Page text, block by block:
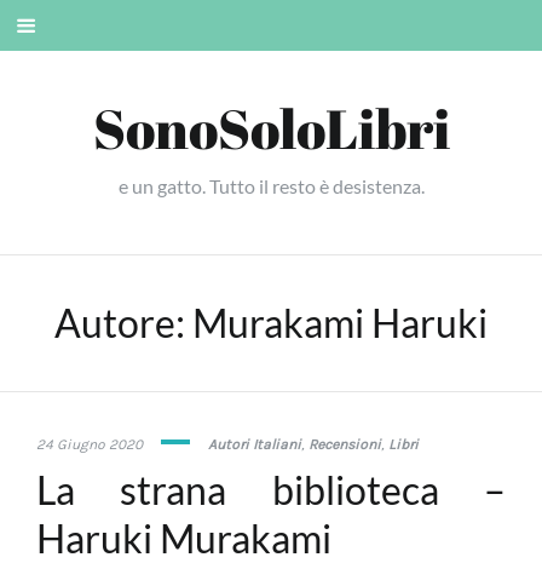
Skip
SonoSoloLibri
e un gatto. Tutto il resto è desistenza.
Autore: Murakami Haruki
24 Giugno 20205
2021
Autori Italiani, Recensioni, Libri
La strana biblioteca –
Haruki Murakami